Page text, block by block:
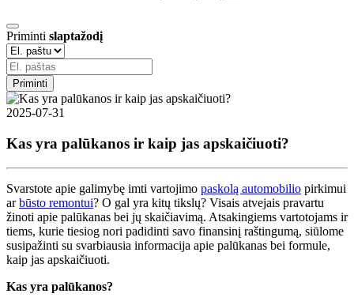
Priminti slaptažodį
Priminti
2025-07-31
Kas yra palūkanos ir kaip jas apskaičiuoti?
Svarstote apie galimybę imti vartojimo paskolą automobilio pirkimui
arbūsto remontui? O gal yra kitų tikslų? Visais atvejais pravartu
žinoti apie palūkanas bei jų skaičiavimą. Atsakingiems vartotojams ir
tiems, kurie tiesiog nori padidinti savo finansinį raštingumą, siūlome
susipažinti su svarbiausia informacija apie palūkanas bei formule,
kaip jas apskaičiuoti.
Kas yra palūkanos?